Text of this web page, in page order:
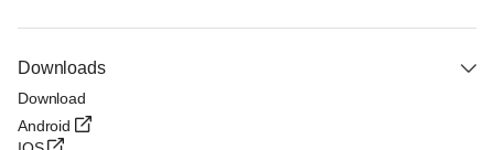
Downloads
Download
Android